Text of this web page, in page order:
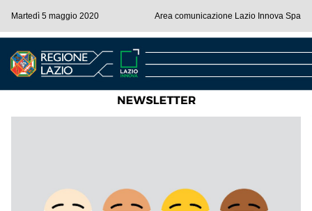
Martedì 5 maggio 2020 Area comunicazione Lazio Innova Spa